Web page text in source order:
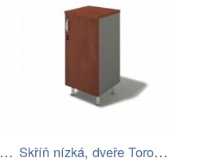
Komoda se šuplíky RIOMA TYP 22 Tempo… Skříň nízká, dveře Toronto 402-LZ